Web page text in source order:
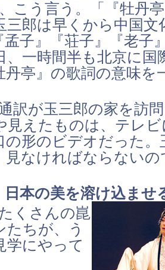
こう言う。「『牡丹
三郎は早くから中国文
孟子』『荘子』『老子
、一時間半も北京に国
丹亭』の歌詞の意味を
訳が玉三郎の家を訪
見えたものは、テレ
の形のビデオだった。
見なければならない
日本の美を溶け込ませ
くさんの崑
たちが、う
学にやって